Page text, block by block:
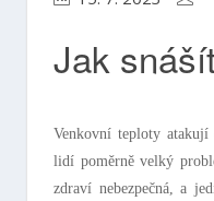
Jak
Venkovní teploty
lidí poměrně velký
zdraví nebezpečná, a